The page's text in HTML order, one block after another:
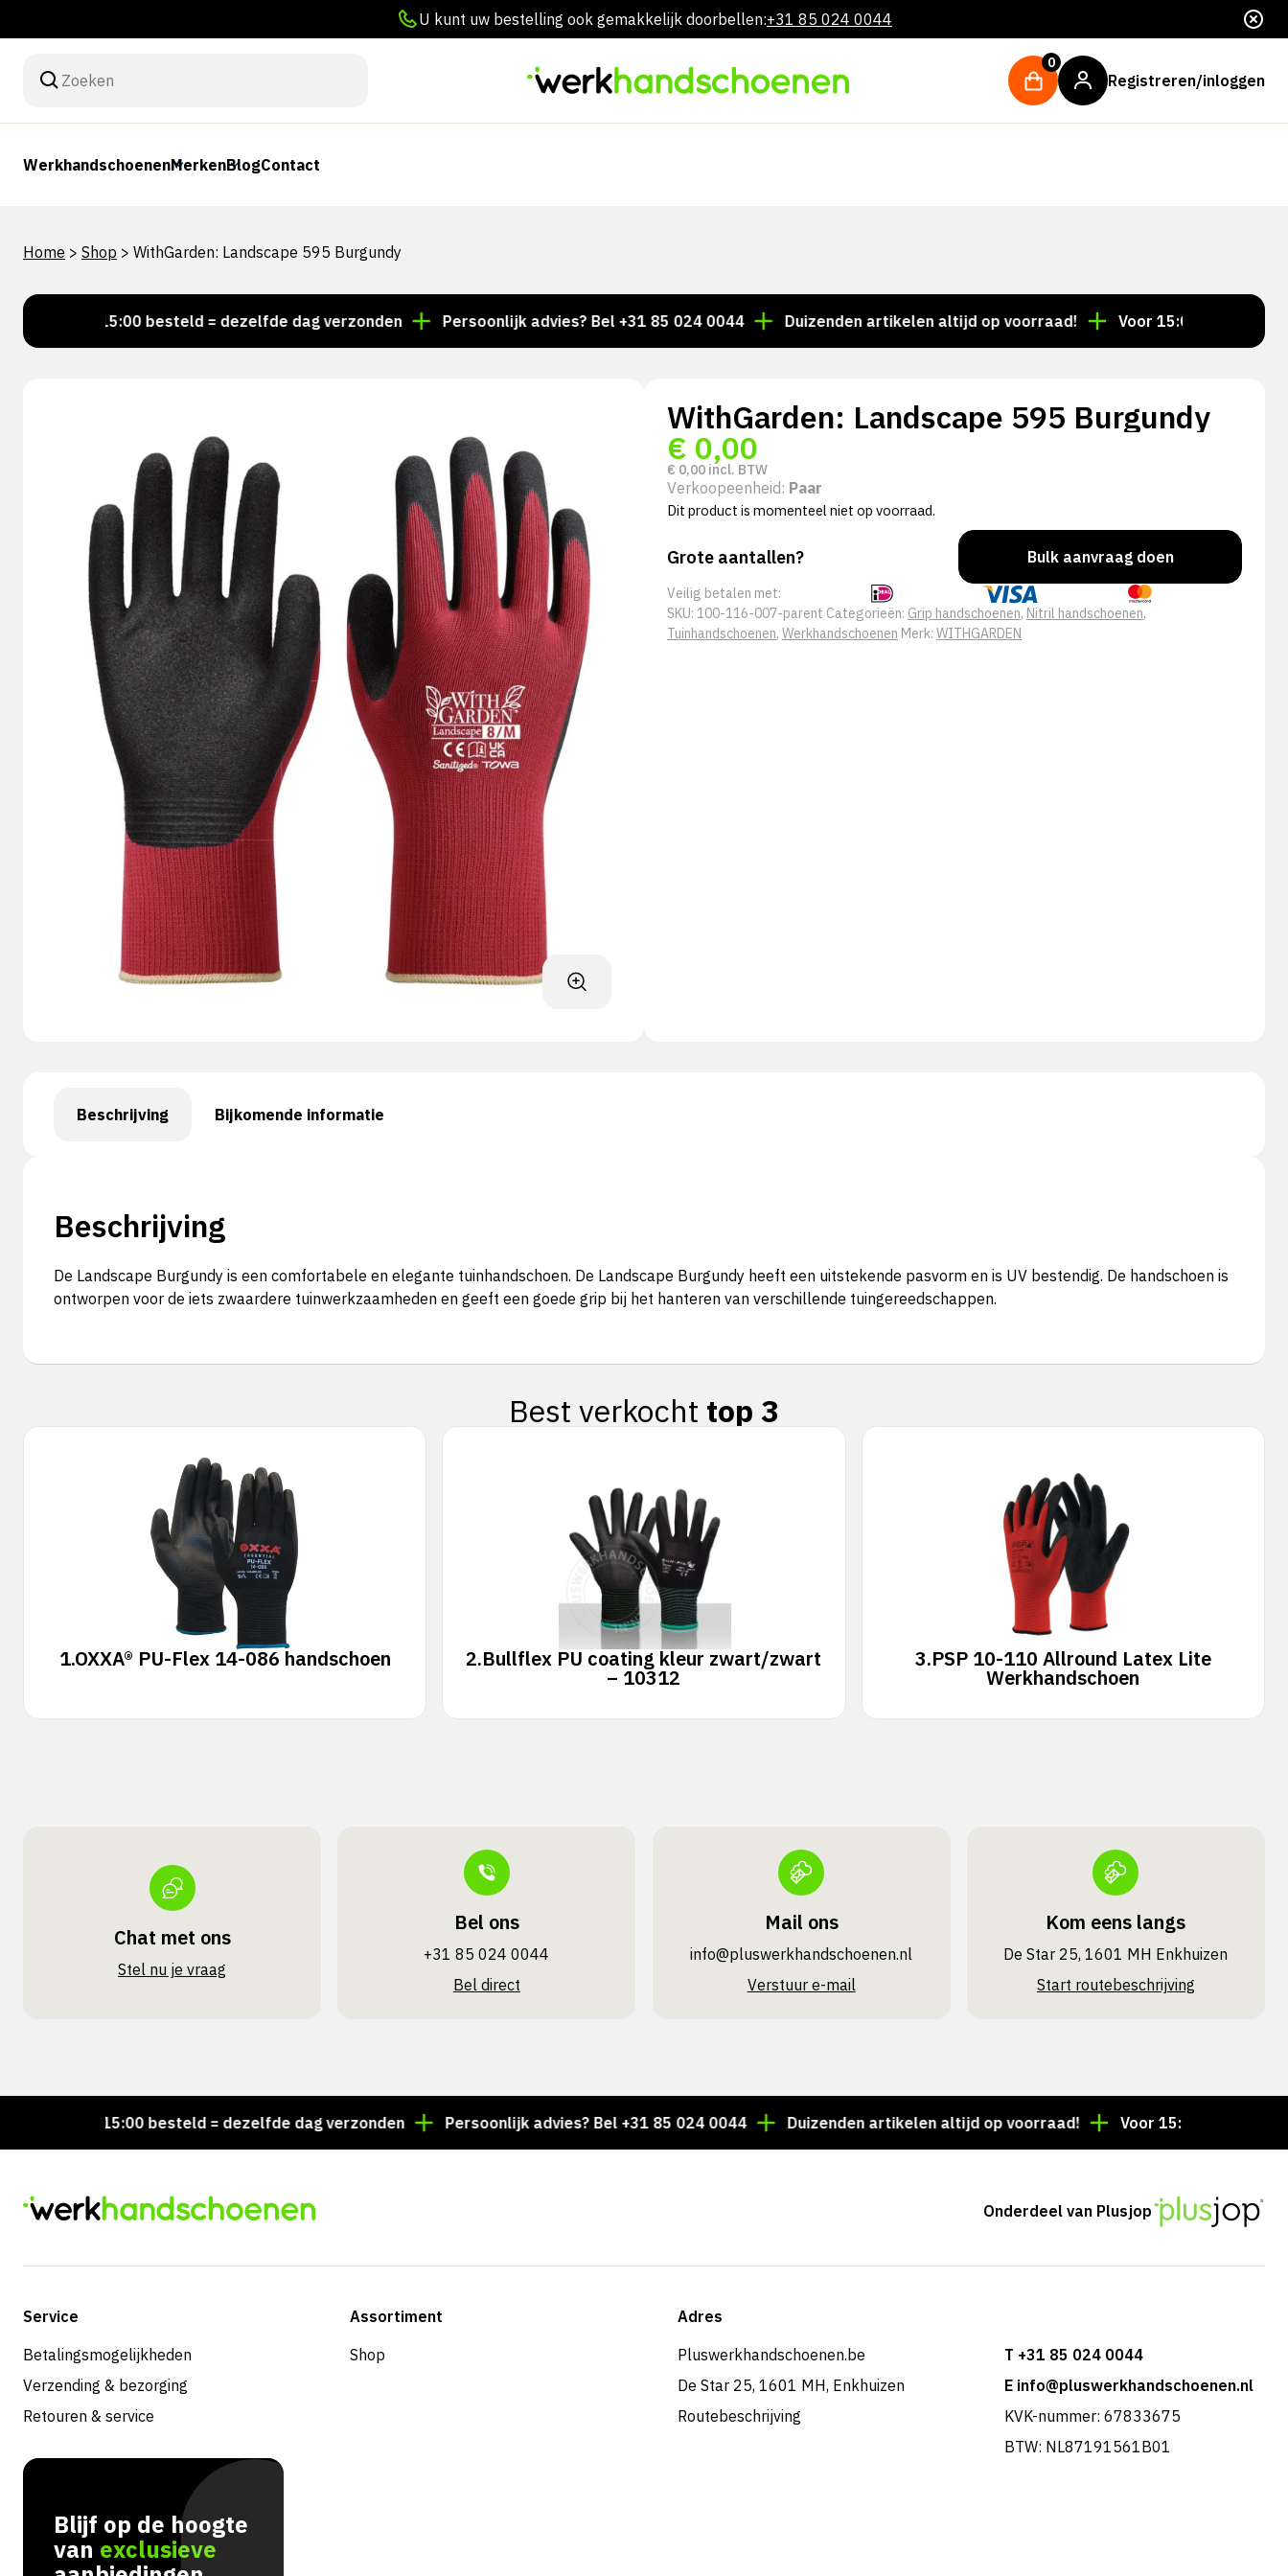
U kunt uw bestelling ook gemakkelijk doorbellen:+31 85 024 0044
0
Registreren/inloggen
WerkhandschoenenMerkenBlogContact
Home > Shop > WithGarden: Landscape 595 Burgundy
Voor 15:00 besteld = dezelfde dag verzonden Persoonlijk advies? Bel +31 85 024 0044 Duizenden artikelen altijd op voorraad! Voor 15:00 besteld =
WithGarden: Landscape 595 Burgundy
€ 0,00
€ 0,00 incl. BTW
Verkoopeenheid: Paar
Dit product is momenteel niet op voorraad.
Grote aantallen? Bulk aanvraag doen
Veilig betalen met:
SKU: 100-116-007-parent Categorieën: Grip handschoenen, Nitril handschoenen,
Tuinhandschoenen, Werkhandschoenen Merk: WITHGARDEN
Beschrijving Bijkomende informatie
Beschrijving
De Landscape Burgundy is een comfortabele en elegante tuinhandschoen. De Landscape Burgundy heeft een uitstekende pasvorm en is UV bestendig. De handschoen is
ontworpen voor de iets zwaardere tuinwerkzaamheden en geeft een goede grip bij het hanteren van verschillende tuingereedschappen.
Best verkocht top 3
1.OXXA® PU-Flex 14-086 handschoen 2.Bullflex PU coating kleur zwart/zwart
– 10312
3.PSP 10-110 Allround Latex Lite
Werkhandschoen
Chat met ons
Stel nu je vraag
Bel ons
+31 85 024 0044
Bel direct
Mail ons
info@pluswerk­handschoenen.nl
Verstuur e-mail
Kom eens langs
De Star 25, 1601 MH Enkhuizen
Start routebeschrijving
Voor 15:00 besteld = dezelfde dag verzonden Persoonlijk advies? Bel +31 85 024 0044 Duizenden artikelen altijd op voorraad! Voor 15:00 besteld =
Onderdeel van Plusjop
Service
Betalingsmogelijkheden
Verzending & bezorging
Retouren & service
Assortiment
Shop
Adres
Pluswerkhandschoenen.be
De Star 25, 1601 MH, Enkhuizen
Routebeschrijving
T +31 85 024 0044
E info@pluswerkhandschoenen.nl
KVK-nummer: 67833675
BTW: NL87191561B01
Blijf op de hoogte
van exclusieve